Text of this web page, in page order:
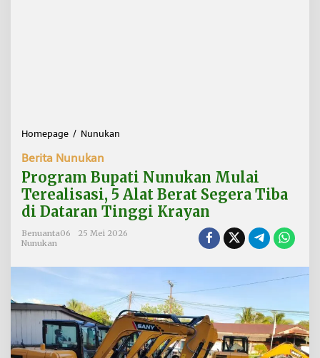
Homepage / Nunukan
g
r
a
m
u
N
u
u
k
Berita Nunukan
Program Bupati Nunukan Mulai
Terealisasi, 5 Alat Berat Segera Tiba
di Dataran Tinggi Krayan
Benuanta06
25 Mei 2026
Nunukan